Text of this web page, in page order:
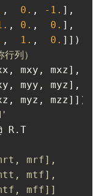
, 0 . , - 1 . ],
. , 0 . , 0 . ],
, 1 . , 0 . ]])
列）
mxy, mxz],
myy, myz],
myz, mzz]])
R.T
mrf],
mtf],
mff]]